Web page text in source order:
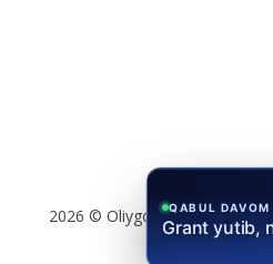
2026 © Oliygoh.uz, Barcha
QABUL
Grant yutib,